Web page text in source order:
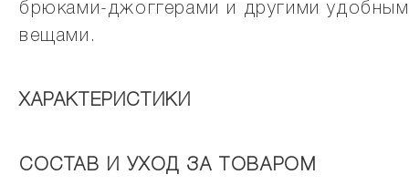
брюками-джоггерами и другими
вещами.
ХАРАКТЕРИСТИКИ
СОСТАВ И УХОД ЗА ТОВАРОМ